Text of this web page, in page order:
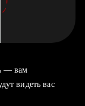
— вам
видеть вас